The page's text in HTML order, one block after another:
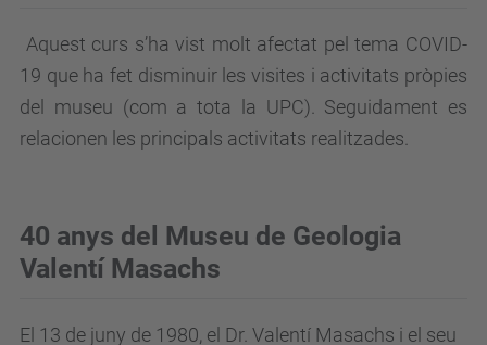
Aquest curs s’ha vist molt afectat pel tema COVID-
19 que ha fet disminuir les visites i activitats pròpies
del museu (com a tota la UPC). Seguidament es
relacionen les principals activitats realitzades.
40 anys del Museu de Geologia
Valentí Masachs
El 13 de juny de 1980, el Dr. Valentí Masachs i el seu